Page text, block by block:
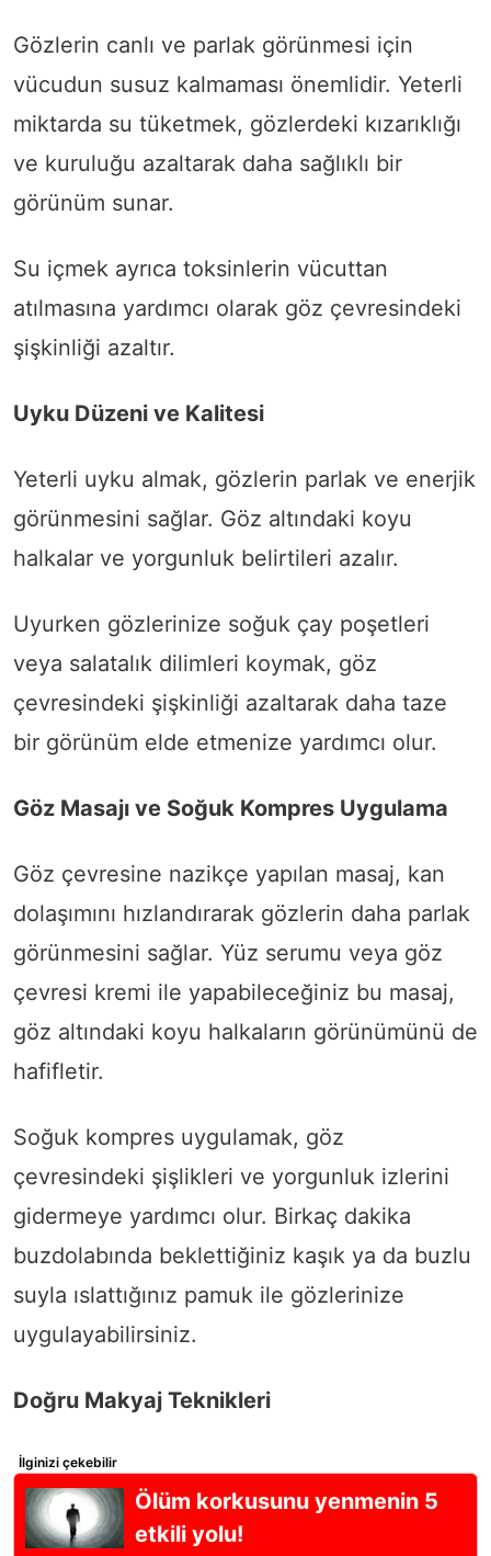
Gözlerin canlı ve parlak görünmesi için
vücudun susuz kalmaması önemlidir. Yeterli
miktarda su tüketmek, gözlerdeki kızarıklığı
ve kuruluğu azaltarak daha sağlıklı bir
görünüm sunar.
Su içmek ayrıca toksinlerin vücuttan
atılmasına yardımcı olarak göz çevresindeki
şişkinliği azaltır.
Uyku Düzeni ve Kalitesi
Yeterli uyku almak, gözlerin parlak ve enerjik
görünmesini sağlar. Göz altındaki koyu
halkalar ve yorgunluk belirtileri azalır.
Uyurken gözlerinize soğuk çay poşetleri
veya salatalık dilimleri koymak, göz
çevresindeki şişkinliği azaltarak daha taze
bir görünüm elde etmenize yardımcı olur.
Göz Masajı ve Soğuk Kompres Uygulama
Göz çevresine nazikçe yapılan masaj, kan
dolaşımını hızlandırarak gözlerin daha parlak
görünmesini sağlar. Yüz serumu veya göz
çevresi kremi ile yapabileceğiniz bu masaj,
göz altındaki koyu halkaların görünümünü de
hafifletir.
Soğuk kompres uygulamak, göz
çevresindeki şişlikleri ve yorgunluk izlerini
gidermeye yardımcı olur. Birkaç dakika
buzdolabında beklettiğiniz kaşık ya da buzlu
suyla ıslattığınız pamuk ile gözlerinize
uygulayabilirsiniz.
Doğru Makyaj Teknikleri
İlginizi çekebilir
Ölüm korkusunu yenmenin 5
etkili yolu!